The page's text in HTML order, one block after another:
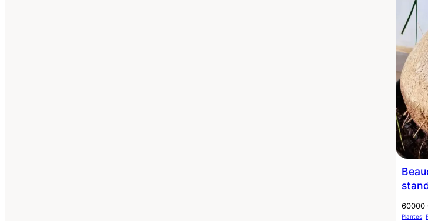
60000
Plantes
exclusive, sur votre 1er
Nous ne spammons jamais
politique de confidentialité